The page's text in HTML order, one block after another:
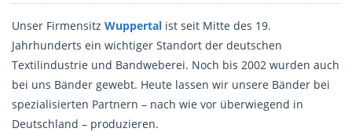
Unser Firmensitz Wuppertal ist seit Mitte des 19.
Jahrhunderts ein wichtiger Standort der deutschen
Textilindustrie und Bandweberei. Noch bis 2002 wurden auch
bei uns Bänder gewebt. Heute lassen wir unsere Bänder bei
spezialisierten Partnern – nach wie vor überwiegend in
Deutschland – produzieren.